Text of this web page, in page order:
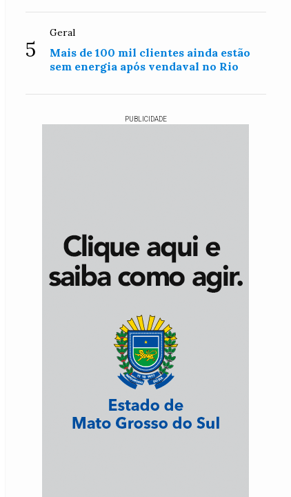
5
Geral
Mais de 100 mil clientes ainda estão
sem energia após vendaval no Rio
PUBLICIDADE